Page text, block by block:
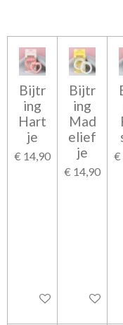
Bijtr
ing
Hart
je
€ 14,90
In winkelwagen
Bijtr
ing
Mad
elief
je
€ 14,90
In
€